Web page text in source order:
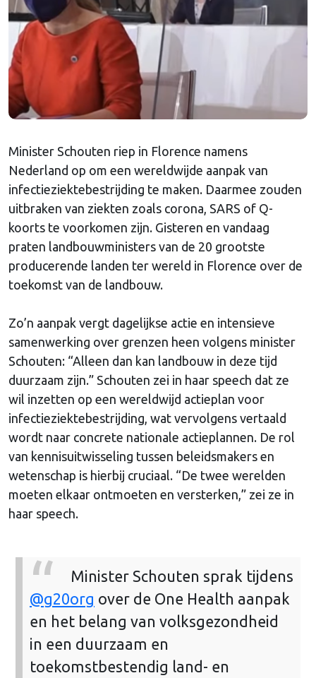
Minister Schouten riep in Florence namens
Nederland op om een wereldwijde aanpak van
infectieziektebestrijding te maken. Daarmee zouden
uitbraken van ziekten zoals corona, SARS of Q-
koorts te voorkomen zijn. Gisteren en vandaag
praten landbouwministers van de 20 grootste
producerende landen ter wereld in Florence over de
toekomst van de landbouw.
Zo’n aanpak vergt dagelijkse actie en intensieve
samenwerking over grenzen heen volgens minister
Schouten: “Alleen dan kan landbouw in deze tijd
duurzaam zijn.” Schouten zei in haar speech dat ze
wil inzetten op een wereldwijd actieplan voor
infectieziektebestrijding, wat vervolgens vertaald
wordt naar concrete nationale actieplannen. De rol
van kennisuitwisseling tussen beleidsmakers en
wetenschap is hierbij cruciaal. “De twee werelden
moeten elkaar ontmoeten en versterken,” zei ze in
haar speech.
Minister Schouten sprak tijdens
@g20org over de One Health aanpak
en het belang van volksgezondheid
in een duurzaam en
toekomstbestendig land- en